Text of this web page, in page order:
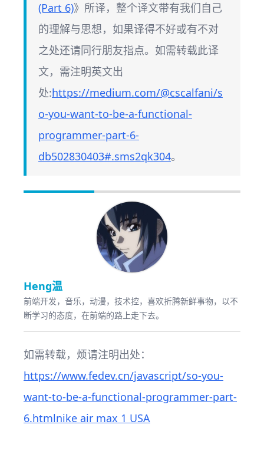
(Part 6)》所译，整个译文带有我们自己
的理解与思想，如果译得不好或有不对
之处还请同行朋友指点。如需转载此译
文，需注明英文出
处:https://medium.com/@cscalfani/s
o-you-want-to-be-a-functional-
programmer-part-6-
db502830403#.sms2qk304。
Heng温
前端开发，音乐，动漫，技术控，喜欢折腾新鲜事物，以不
断学习的态度，在前端的路上走下去。
如需转载，烦请注明出处：
https://www.fedev.cn/javascript/so-you-
want-to-be-a-functional-programmer-part-
6.htmlnike air max 1 USA